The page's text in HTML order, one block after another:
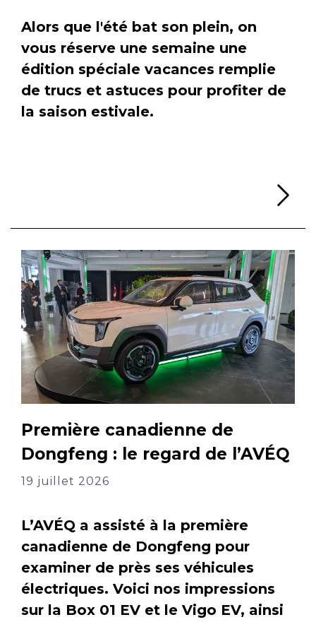
Alors que l'été bat son plein, on
vous réserve une semaine une
édition spéciale vacances remplie
de trucs et astuces pour profiter de
la saison estivale.
Première canadienne de
Dongfeng : le regard de l’AVÉQ
19 juillet 2026
L’AVÉQ a assisté à la première
canadienne de Dongfeng pour
examiner de près ses véhicules
électriques. Voici nos impressions
sur la Box 01 EV et le Vigo EV, ainsi